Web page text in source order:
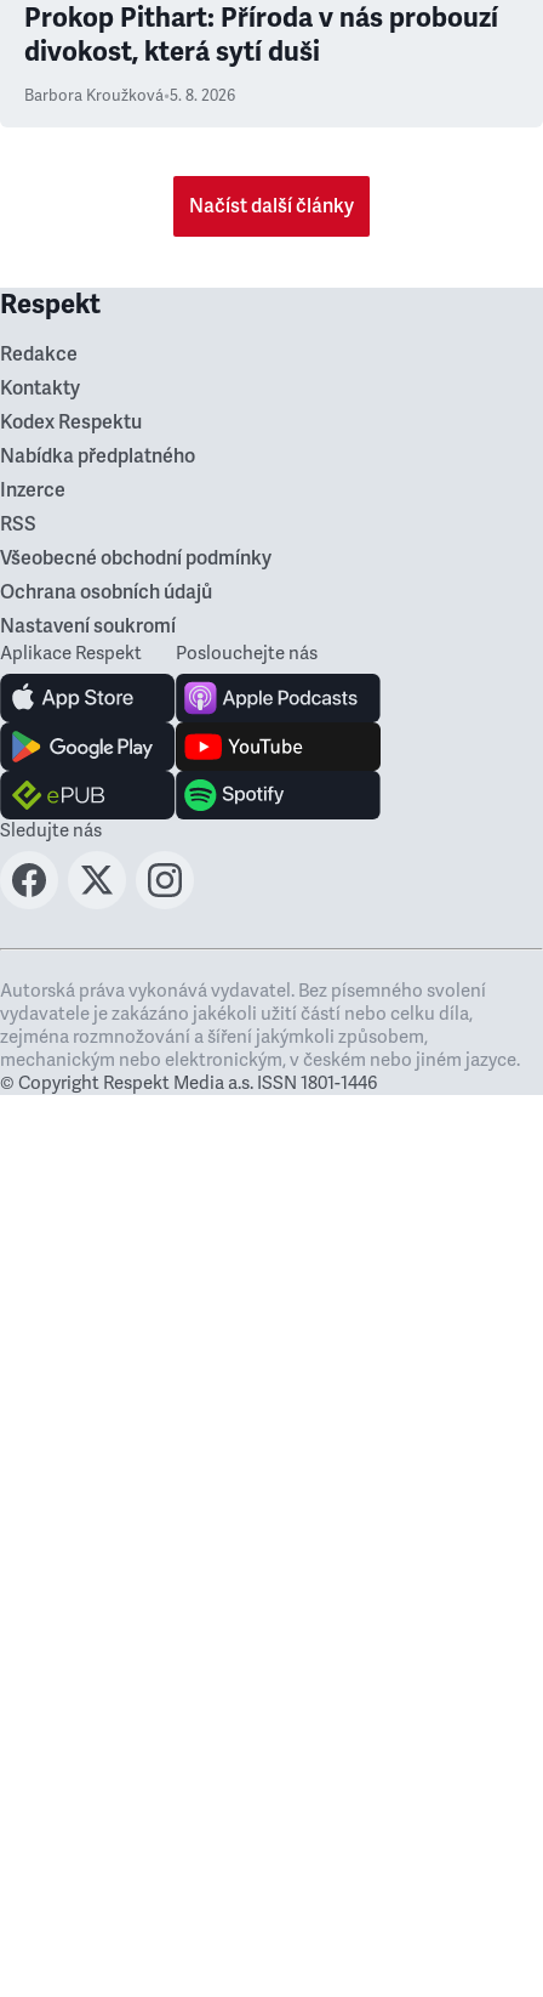
Prokop Pithart: Příroda v nás probouzí
divokost, která sytí duši
Barbora Kroužková•5. 8. 2026
Načíst další články
Respekt
Redakce
Kontakty
Kodex Respektu
Nabídka předplatného
Inzerce
RSS
Všeobecné obchodní podmínky
Ochrana osobních údajů
Nastavení soukromí
Aplikace Respekt Poslouchejte nás
Sledujte nás
Autorská práva vykonává vydavatel. Bez písemného svolení
vydavatele je zakázáno jakékoli užití částí nebo celku díla,
zejména rozmnožování a šíření jakýmkoli způsobem,
mechanickým nebo elektronickým, v českém nebo jiném jazyce.
© Copyright Respekt Media a.s. ISSN 1801-1446